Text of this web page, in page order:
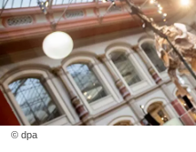
© dpa